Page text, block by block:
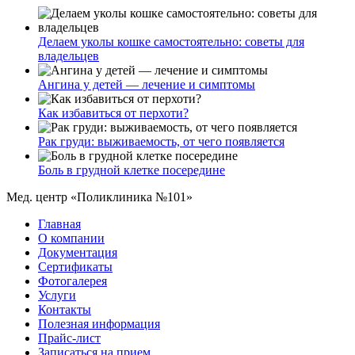
Делаем уколы кошке самостоятельно: советы для
владельцев
Ангина у детей — лечение и симптомы
Как избавиться от перхоти?
Рак груди: выживаемость, от чего появляется
Боль в грудной клетке посередине
Мед. центр «Поликлиника №101»
Главная
О компании
Документация
Сертификаты
Фотогалерея
Услуги
Контакты
Полезная информация
Прайс-лист